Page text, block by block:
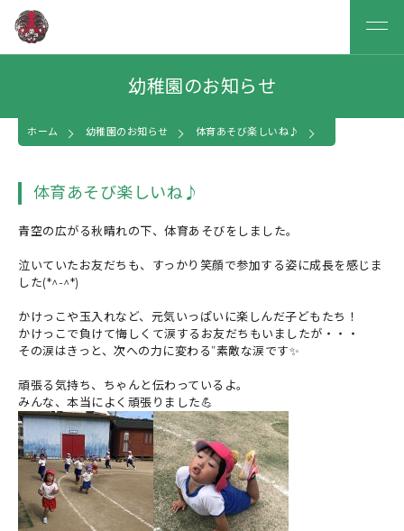
幼稚園のお知らせ
ホーム 幼稚園のお知らせ 体育あそび楽しいね♪
体育あそび楽しいね♪
青空の広がる秋晴れの下、体育あそびをしました。
泣いていたお友だちも、すっかり笑顔で参加する姿に成長を感じま
した(*^-^*)
かけっこや玉入れなど、元気いっぱいに楽しんだ子どもたち！
かけっこで負けて悔しくて涙するお友だちもいましたが・・・
その涙はきっと、次への力に変わる”素敵な涙です✨
頑張る気持ち、ちゃんと伝わっているよ。
みんな、本当によく頑張りました💪